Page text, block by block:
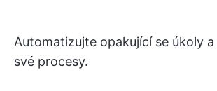
Automatizujte opakující se úkoly
své procesy.